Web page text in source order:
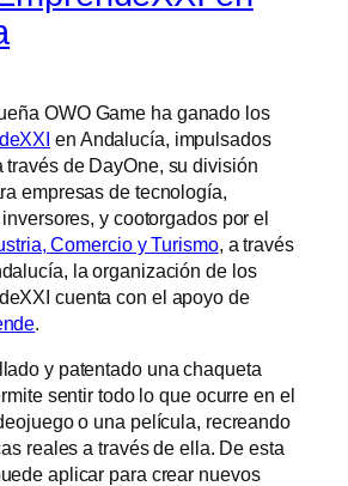
OWO Game ha ganado los
en Andalucía, impulsados
través de DayOne, su división
empresas de tecnología,
y cootorgados por el
Comercio y Turismo, a través
la organización de los
cuenta con el apoyo de
.
y patentado una chaqueta
sentir todo lo que ocurre en el
o una película, recreando
reales a través de ella. De esta
aplicar para crear nuevos